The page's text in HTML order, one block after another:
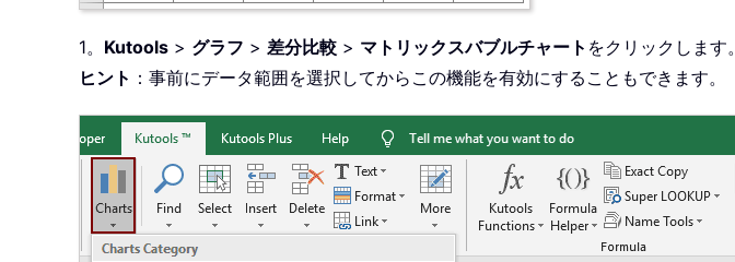
1。 Kutools > グラフ > 差分比較 > マトリックスバブルチャート をクリックします。
ヒント ：事前にデータ範囲を選択してからこの機能を有効にすることもできます。